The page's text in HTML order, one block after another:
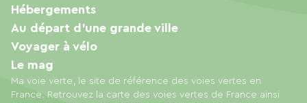
Ma voie verte, le site de référence des voies vertes en
France. Retrouvez la carte des voies vertes de France ainsi
Hébergements
Au départ d'une grande ville
Voyager à vélo
Le mag